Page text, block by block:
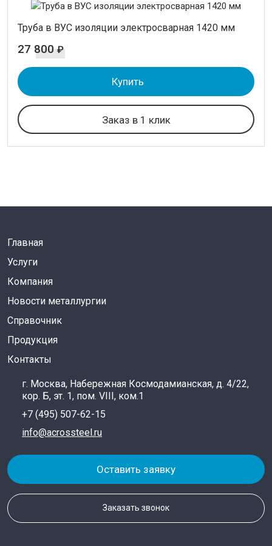
Труба в ВУС изоляции электросварная 1420 мм
27 800 ₽
Купить
Заказ в 1 клик
Главная
Услуги
Компания
Новости металлургии
Справочник
Продукция
Контакты
г. Москва, Набережная Космодамианская, д. 4/22,
кор. Б, эт. 1, пом. VIII, ком.1
+7 (495) 507-62-15
info@acrossteel.ru
Оставить заявку
Заказать звонок